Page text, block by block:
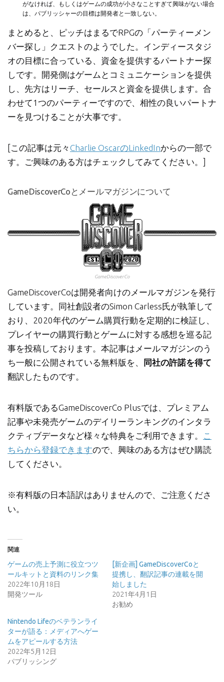
がなければ、もしくはゲームの成功が小さなことすぎて興味がない場合
は、パブリッシャーの目標は開発者と一致しない。
まとめると、ピッチはまるでRPGの「パーティーメン
バー探し」クエストのようでした。インディースタジ
オの目標に合っている、資金を提供するパートナー探
しです。開発側はゲームとコミュニケーションを提供
し、先方はリーチ、セールスと資金を提供します。合
わせて1つのパーティーですので、相性の良いパートナ
ーを見つけることが大事です。
[この記事は元々Charlie OscarのLinkedInからの一部で
す。ご興味のある方はチェックしてみてください。]
GameDiscoverCoとメールマガジンについて
GameDiscoverCo
GameDiscoverCoは開発者向けのメールマガジンを発行
しています。同社創設者のSimon Carless氏が執筆して
おり、2020年代のゲーム購買行動を定期的に検証し、
プレイヤーの購買行動とゲームに対する感想を巡る記
事を投稿しております。本記事はメールマガジンのう
ち一般に公開されている無料版を、
同社の許諾を得て
翻訳したものです。
有料版であるGameDiscoverCo Plusでは、プレミアム
記事や未発売ゲームのデイリーランキングのインタラ
クティブデータなど様々な特典をご利用できます。
こ
ちらから登録できますので、興味のある方はぜひ購読
してください。
※有料版の日本語訳はありませんので、ご注意くださ
い。
関連
ゲームの売上予測に役立つツ
ールキットと資料のリンク集
2022年10月18日
開発ツール
[新企画] GameDiscoverCoと
提携し、翻訳記事の連載を開
始しました
2021年4月1日
お勧め
Nintendo Lifeのベテランライ
ターが語る：メディアへゲー
ムをアピールする方法
2022年5月12日
パブリッシング